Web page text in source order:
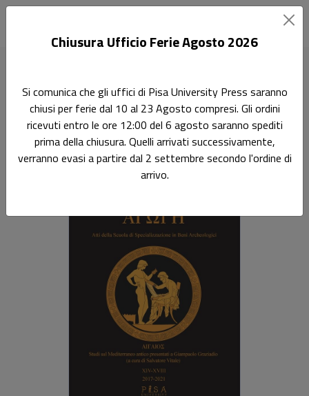
Agoghè XIV-XVIII
Sottotitolo non presente
Chiusura Ufficio Ferie Agosto 2026
Si comunica che gli uffici di Pisa University Press saranno
chiusi per ferie dal 10 al 23 Agosto compresi. Gli ordini
ricevuti entro le ore 12:00 del 6 agosto saranno spediti
prima della chiusura. Quelli arrivati successivamente,
verranno evasi a partire dal 2 settembre secondo l'ordine di
arrivo.